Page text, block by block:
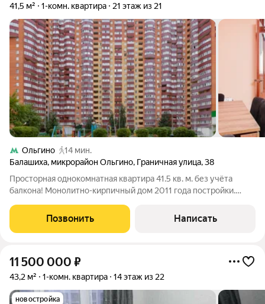
41,5 м² 1-комн. квартира 21 этаж из 21
Ольгино
14 мин.
Балашиха, микрорайон Ольгино, Граничная улица,38
Просторная однокомнатная квартира 41.5 кв. м. без учёта
балкона! Монолитно-кирпичный дом 2011 года постройки.
балкон, большой холл. Окна на запад (панорамный вид на
Москву). Новым собственникам
Позвонить Написать
11 500 000 ₽
43,2 м² 1-комн. квартира 14 этаж из 22
новостройка